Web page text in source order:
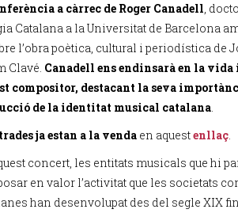
a càrrec de Roger Canadell,
Catalana a la Universitat de Barcelona
l’obra poètica, cultural i periodística de
Clavé. Canadell ens endinsarà en la vida
compositor, destacant la seva
de la identitat musical catalana.
ja estan a la venda en aquestenllaç.
concert, les entitats musicals que hi
en valor l’activitat que les societats
han desenvolupat des del segle XIX